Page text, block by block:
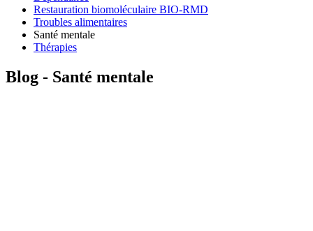
Restauration biomoléculaire BIO-RMD
Troubles alimentaires
Santé mentale ‍‌‍‌‍‌‌‌‍‍‍‌‍‌‌‌‍‌‌‌‌‌‌‌‍‌‌‍‍‌‌‍‍‌‍‍‌‌‍‍‌‌‌‍‌‌‌‍‍‌‌‍‌‍‌‌‌‍‌‌‍‍‌‌‌‍‌‍‌‌‍‌‍‌‌‍‌‌‌‌‌‍‌‍‌‌‌‌‍‌‌‌‍‍‌‌‌‍‌‌‌‌‍‍‌‌‍‌‍‍‍‌‍‍‌‌‍‌‌‌‌‌‌‌‌‌‌‍‌‌‌‌‍‍‌‍‌‍‌‌‍‍‍‌‌‌‌‌‌‍‌‍‌‌‌‌‌‍‌‌‍‌‌‍‌‌‌‍‌‍‌‌‌‌‌‍‍‍‌‌‌‍‌‌‌‍‌‌‌‌‍‌‌‍‌‌‌‍‍‌‌‍‌‍‌‍‌‌‍‌‌‍‌‍‌‌‌‌‍‌‌‌‍‌‌‍‌‍‌‍‌‍‌‌‍‌‌‌‌‍‍‌‌‍‍‌‍‌‌‍‌‌‍‌‌‍‌‌‌‌‌‍‌‌‌‍‍‌‍‌‌‌‍‌‍‌‌‌‌‍‌‌‌‌‍‌‌‍‍‌‍‌‌‌‍‍‍‌‌‍‍‍‌‌‌‌‌‌‍‍‌‌‍‌‍‌‌‍‌‌‌‌‍‌‌‌‍‍‌‍‌‌‌‍‌‌‌‌‌‌‌‍‌‍‌‌‍‍‌‌‌‌‌‌‍‌‌‌‌‍‌‌‍‌‌‍‍‌‌‍‌‌‍‌‌‌‍‍‌‍‌‌‌‌‍‌‌‌‍‍‍‌‌‌‌‌‌‍‍‍‌‌‍‌‍‌‌‌‍‌‍‌‍‌‌‌‍‍‍‌‍‌‌‌‍‌‌‍‌‌‍‌‌‌‌‌‌‌‍‌‌‍‍‌‌‍‍‌‍‌‍‍‌‌‍‌‌‌‌‌‌‌‌‌‌‍‌‌‌‌‍‍‌‍‌‍‌‌‍‍‍‌‌‌‌‌‌‍‌‍‌‌‌‌‌‍‌‌‍‌‌‍‌‌‌‍‌‍‌‌‌‌‌‍‍‍‌‍‌‌‌‍‌‌‌‍‌‌‌‌‍‌‌‍‌‌‌‍‍‌‌‍‌‍‌‍‌‌‍‌‌‍‌‍‌‌‌‌‍‌‌‌‍‌‌‍‌‍‌‍‌‍‌‍‌‌‍‌‌‌‌‍‍‌‌‍‍‌‍‌‌‍‌‌‍‌‌‍‌‌‌‌‌‍‌‌‌‍‍‌‍‌‌‌‍‌‍‌‌‌‌‍‌‌‌‌‍‌‌‍‍‌‍‌‌‌‍‍‍‌‌‍‍‍‌‌‌‌‌‌‍‍‌‌‍‌‍‌‌‍‌‌‌‌‍‌‌‍‌‍‌‌‍‌‌‌‍‌‌‌‍‌‌‌‍‌‌‌‍‍‌‌‌‍‌‍‌‌‌‌‌‌‌‌‍‍‌‍‌‍‍‌‌‌‍‍‌‍‌‌‌‍‌‍‍‌
Thérapies
Blog - Santé mentale ‍‌‍‌‍‌‌‌‍‍‍‌‍‌‌‌‍‌‌‌‌‌‌‌‍‌‌‍‍‌‌‍‍‌‍‍‌‌‍‍‌‌‌‍‌‌‌‍‍‌‌‍‌‍‌‌‌‍‌‌‍‍‌‌‌‍‌‍‌‌‍‌‍‌‌‍‌‌‌‌‌‍‌‍‌‌‌‌‍‌‌‌‍‍‌‌‌‍‌‌‌‌‍‍‌‌‍‌‍‍‍‌‍‍‌‌‍‌‌‌‌‌‌‌‌‌‌‍‌‌‌‌‍‍‌‍‌‍‌‌‍‍‍‌‌‌‌‌‌‍‌‍‌‌‌‌‌‍‌‌‍‌‌‍‌‌‌‍‌‍‌‌‌‌‌‍‍‍‌‌‌‍‌‌‌‍‌‌‌‌‍‌‌‍‌‌‌‍‍‌‌‍‌‍‌‍‌‌‍‌‌‍‌‍‌‌‌‌‍‌‌‌‍‌‌‍‌‍‌‍‌‍‌‌‍‌‌‌‌‍‍‌‌‍‍‌‍‌‌‍‌‌‍‌‌‍‌‌‌‌‌‍‌‌‌‍‍‌‍‌‌‌‍‌‍‌‌‌‌‍‌‌‌‌‍‌‌‍‍‌‍‌‌‌‍‍‍‌‌‍‍‍‌‌‌‌‌‌‍‍‌‌‍‌‍‌‌‍‌‌‌‌‍‌‌‌‍‍‌‍‌‌‌‍‌‌‌‌‌‌‌‍‌‍‌‌‍‍‌‌‌‌‌‌‍‌‌‌‌‍‌‌‍‌‌‍‍‌‌‍‌‌‍‌‌‌‍‍‌‍‌‌‌‌‍‌‌‌‍‍‍‌‌‌‌‌‌‍‍‍‌‌‍‌‍‌‌‌‍‌‍‌‍‌‌‌‍‍‍‌‍‌‌‌‍‌‌‍‌‌‍‌‌‌‌‌‌‌‍‌‌‍‍‌‌‍‍‌‍‌‍‍‌‌‍‌‌‌‌‌‌‌‌‌‌‍‌‌‌‌‍‍‌‍‌‍‌‌‍‍‍‌‌‌‌‌‌‍‌‍‌‌‌‌‌‍‌‌‍‌‌‍‌‌‌‍‌‍‌‌‌‌‌‍‍‍‌‍‌‌‌‍‌‌‌‍‌‌‌‌‍‌‌‍‌‌‌‍‍‌‌‍‌‍‌‍‌‌‍‌‌‍‌‍‌‌‌‌‍‌‌‌‍‌‌‍‌‍‌‍‌‍‌‍‌‌‍‌‌‌‌‍‍‌‌‍‍‌‍‌‌‍‌‌‍‌‌‍‌‌‌‌‌‍‌‌‌‍‍‌‍‌‌‌‍‌‍‌‌‌‌‍‌‌‌‌‍‌‌‍‍‌‍‌‌‌‍‍‍‌‌‍‍‍‌‌‌‌‌‌‍‍‌‌‍‌‍‌‌‍‌‌‌‌‍‌‌‍‌‍‌‌‍‌‌‌‍‌‌‌‍‌‌‌‍‌‌‌‍‍‌‌‌‍‌‍‌‌‌‌‌‌‌‌‍‍‌‍‌‍‍‌‌‌‍‍‌‍‌‌‌‍‌‍‍‌